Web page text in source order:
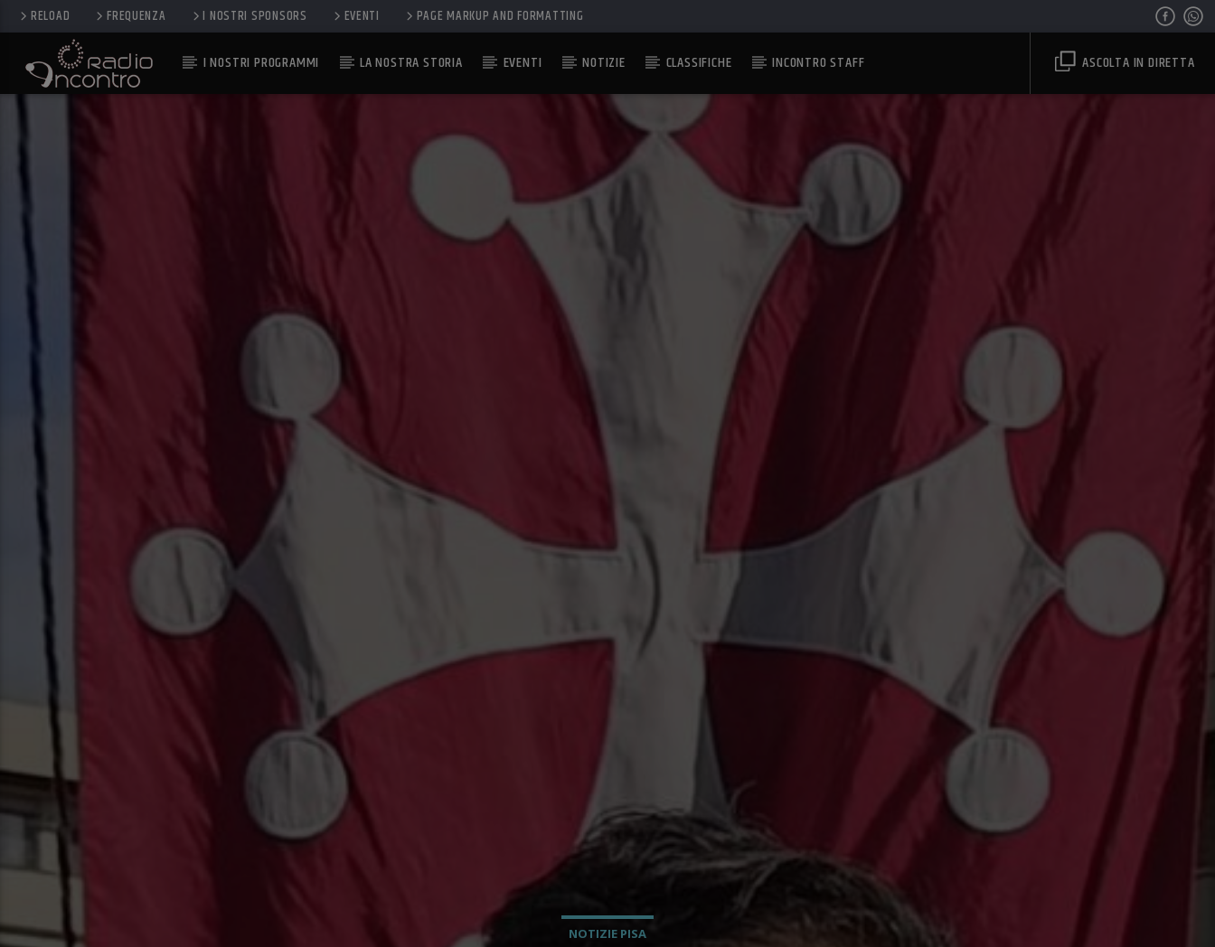
RELOAD FREQUENZA I NOSTRI SPONSORS EVENTI PAGE MARKUP AND FORMATTING
I NOSTRI PROGRAMMI LA NOSTRA STORIA EVENTI NOTIZIE CLASSIFICHE INCONTRO STAFF ASCOLTA IN DIRETTA
NOTIZIE PISA